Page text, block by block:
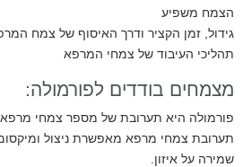
הצמח משפיע
גידול, זמן הקציר ודרך האיסוף של צמח
תהליכי העיבוד של צמחי המרפא
מצמחים בודדים לפורמולה:
פורמולה היא תערובת של מספר צמחי מרפא.
תערובת צמחי מרפא מאפשרת ניצול
שמירה על איזון.